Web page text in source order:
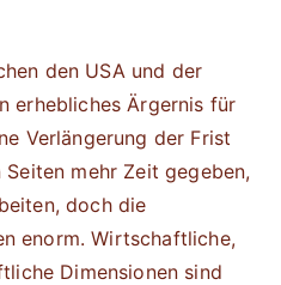
den USA und der
erhebliches Ärgernis für
Verlängerung der Frist
mehr Zeit gegeben,
doch die
enorm. Wirtschaftliche,
Dimensionen sind